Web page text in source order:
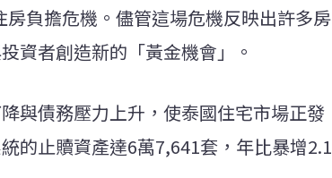
負擔危機。儘管這場危機反映出許多房
資者創造新的「黃金機會」。
與債務壓力上升，使泰國住宅市場正發
的止贖資產達6萬7,641套，年比暴增2.1